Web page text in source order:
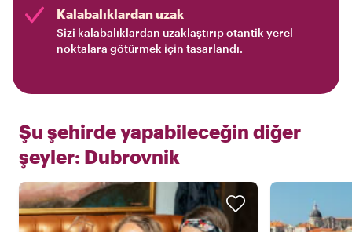
Kalabalıklardan uzak
Sizi kalabalıklardan uzaklaştırıp otantik yerel
noktalara götürmek için tasarlandı.
Şu şehirde yapabileceğin diğer
şeyler: Dubrovnik